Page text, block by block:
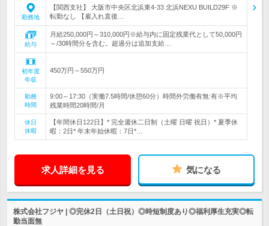
勤務地
【関西支社】 大阪市中央区北浜東4-33 北浜NEXU BUILD29F ※
転勤なし 【雇入れ直後…
給与
月給250,000円～310,000円※給与内に固定残業代として50,000円
～/30時間分を含む。超過分は追加支給…
初年度
年収
450万円～550万円
勤務
時間
9:00～17:30（実働7.5時間/休憩60分）時間外労働有無:有※平均
残業時間20時間/月
休日
休暇
【年間休日122日】* 完全週休二日制（土曜 日曜 祝日）* 夏季休
暇：2日* 年末年始休暇：7日*…
求人詳細を見る 気になる
株式会社フジヤ | ◎完休2日（土日祝）◎時短制度あり◎福利厚生充実◎転
勤当面無